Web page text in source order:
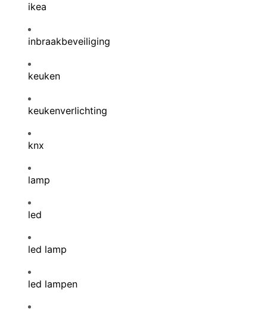
ikea
inbraakbeveiliging
keuken
keukenverlichting
knx
lamp
led
led lamp
led lampen